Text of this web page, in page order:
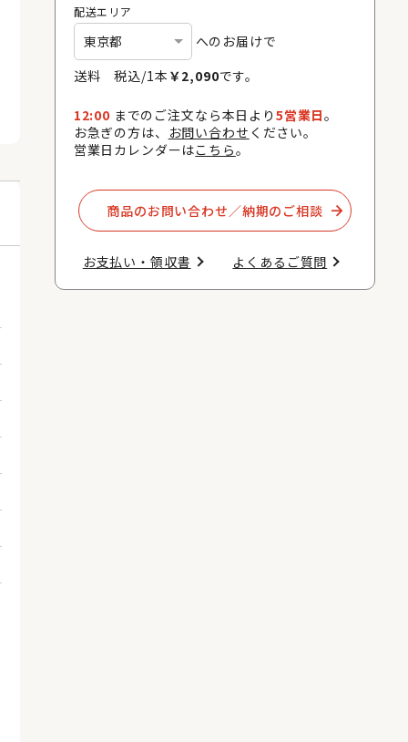
配送エリア
へのお届けで
送料 税込/1本 ￥2,090です。
12:00 までのご注文なら本日より 5営業日。
お急ぎの方は、
お問い合わせ ください。
営業日カレンダーはこちら。
商品のお問い合わせ／納期のご相談​
お支払い・領収書​ よくあるご質問​